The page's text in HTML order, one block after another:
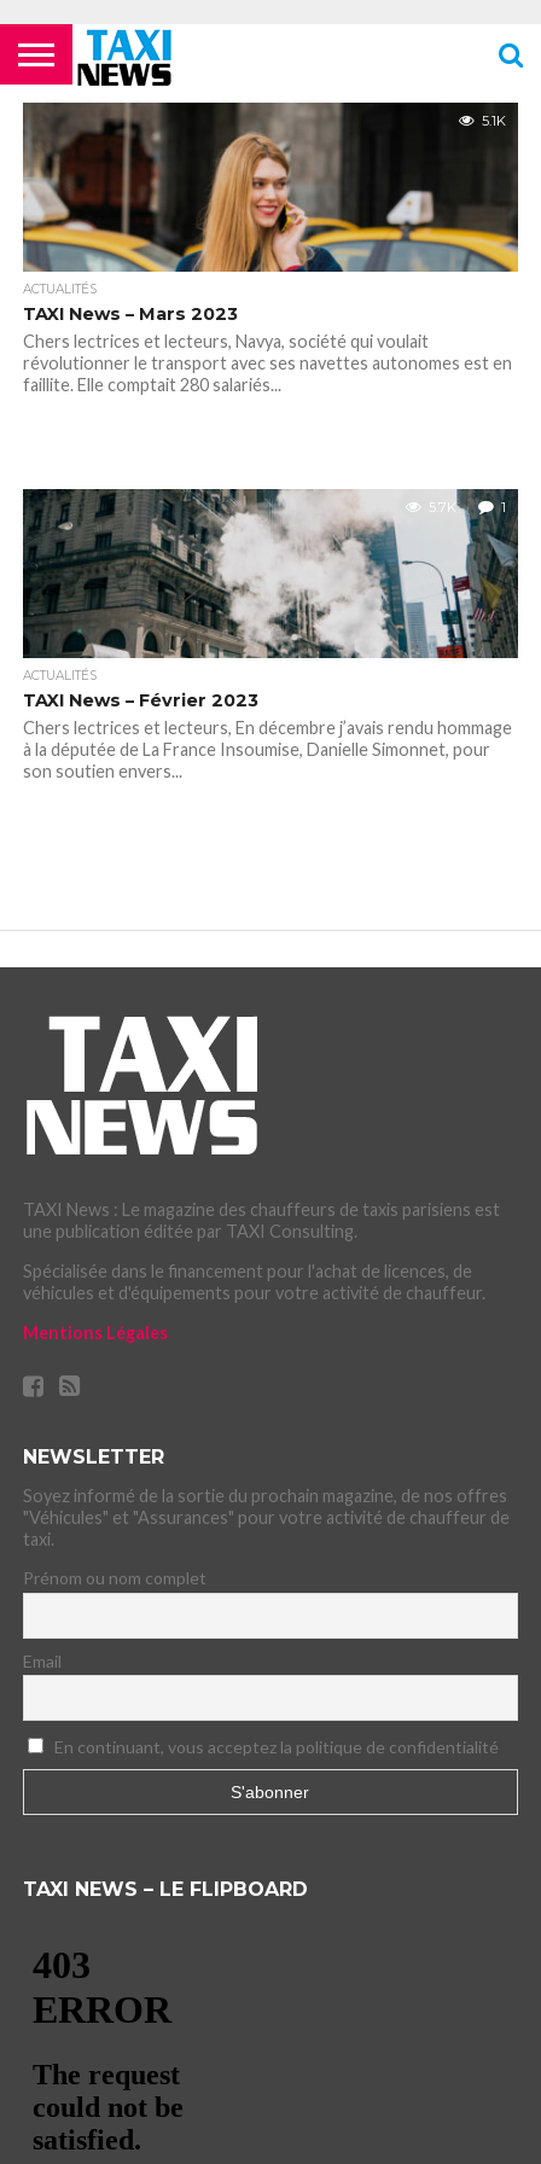
ACTUALITÉS
ECOLES DE
FORMATION
TAXIS
PARISIENS
LES
COMPAGNIES
AÉRIENNES /
AÉROPORTS
ROISSY –
CDG
LES
FOURRIÈRES
LES
PHARMACIES
24H/24 OU
TARDIVES
LES
STATIONS
DE TAXIS
LES
TOILETTES
PUBLIQUES
MENTIONS
LÉGALES
NEWSLETTER
NOUS
CONTACTER
POLITIQUE DE
CONFIDENTIALITÉ
VIDÉOS
5.1K
ACTUALITÉS
TAXI News – Mars 2023
Chers lectrices et lecteurs, Navya, société qui voulait
révolutionner le transport avec ses navettes autonomes est en
faillite. Elle comptait 280 salariés...
5.7K 1
ACTUALITÉS
TAXI News – Février 2023
Chers lectrices et lecteurs, En décembre j’avais rendu hommage
à la députée de La France Insoumise, Danielle Simonnet, pour
son soutien envers...
TAXI News : Le magazine des chauffeurs de taxis parisiens est
une publication éditée par TAXI Consulting.
Spécialisée dans le financement pour l'achat de licences, de
véhicules et d'équipements pour votre activité de chauffeur.
Mentions Légales
NEWSLETTER
Soyez informé de la sortie du prochain magazine, de nos offres
"Véhicules" et "Assurances" pour votre activité de chauffeur de
taxi.
Prénom ou nom complet
Email
En continuant, vous acceptez la politique de confidentialité
TAXI NEWS – LE FLIPBOARD